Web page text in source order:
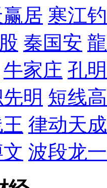
赢居 寒江
秦国安
牛家庄 孔
明 短线
律动天成
波段龙一